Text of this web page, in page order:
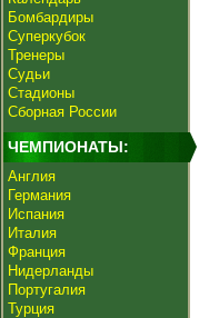
Бомбардиры
Суперкубок
Тренеры
Судьи
Стадионы
Сборная России
ЧЕМПИОНАТЫ:
Англия
Германия
Испания
Италия
Франция
Нидерланды
Португалия
Турция